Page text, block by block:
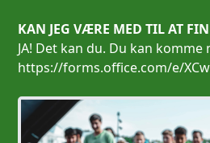
KAN JEG VÆRE MED TIL AT
JA! Det kan du. Du kan komme
https://forms.office.com/e/